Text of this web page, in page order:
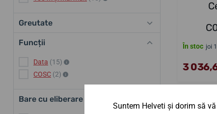
Greutate
Funcții
Data (15)
COSC (2)
Bare cu eliberare rapidă
În stoc joi
3
Suntem Helveti și dorim să